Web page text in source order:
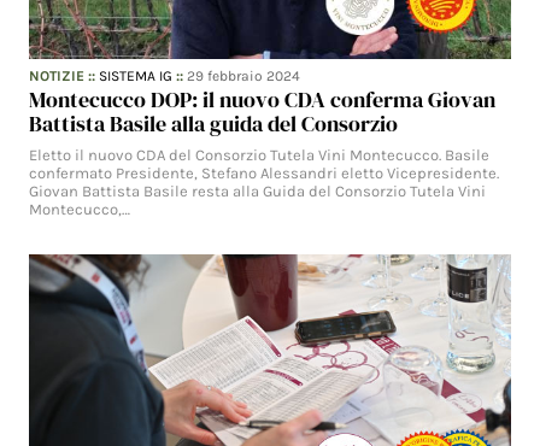
NOTIZIE :: SISTEMA IG ::29 febbraio 2024
Montecucco DOP: il nuovo CDA conferma Giovan
Battista Basile alla guida del Consorzio
Eletto il nuovo CDA del Consorzio Tutela Vini Montecucco. Basile
confermato Presidente, Stefano Alessandri eletto Vicepresidente.
Giovan Battista Basile resta alla Guida del Consorzio Tutela Vini
Montecucco,…